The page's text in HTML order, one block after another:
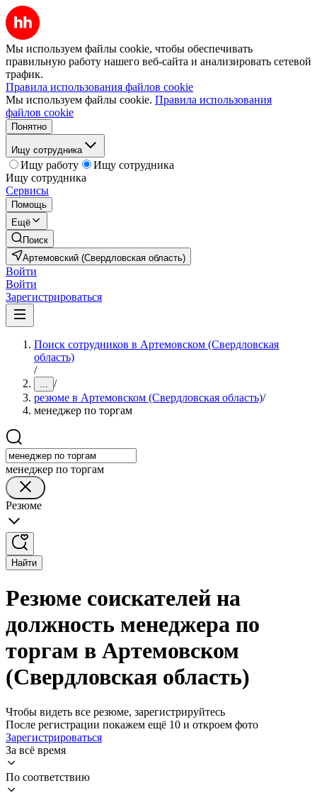
Мы используем файлы cookie, чтобы обеспечивать
правильную работу нашего веб-сайта и анализировать сетевой
трафик.
Правила использования файлов cookie
Мы используем файлы cookie. Правила использования
файлов cookie
Понятно
Ищу сотрудника
Ищу работу
Ищу сотрудника
Ищу сотрудника
Сервисы
Помощь
Ещё
Поиск
Артемовский (Свердловская область)
Войти
Войти
Зарегистрироваться
Поиск сотрудников в Артемовском (Свердловская
область)
/
... /
резюме в Артемовском (Свердловская область)/
менеджер по торгам
менеджер по торгам
Резюме
Найти
Резюме соискателей на
должность менеджера по
торгам в Артемовском
(Свердловская область)
Чтобы видеть все резюме, зарегистрируйтесь
После регистрации покажем ещё 10 и откроем фото
Зарегистрироваться
За всё время
По соответствию